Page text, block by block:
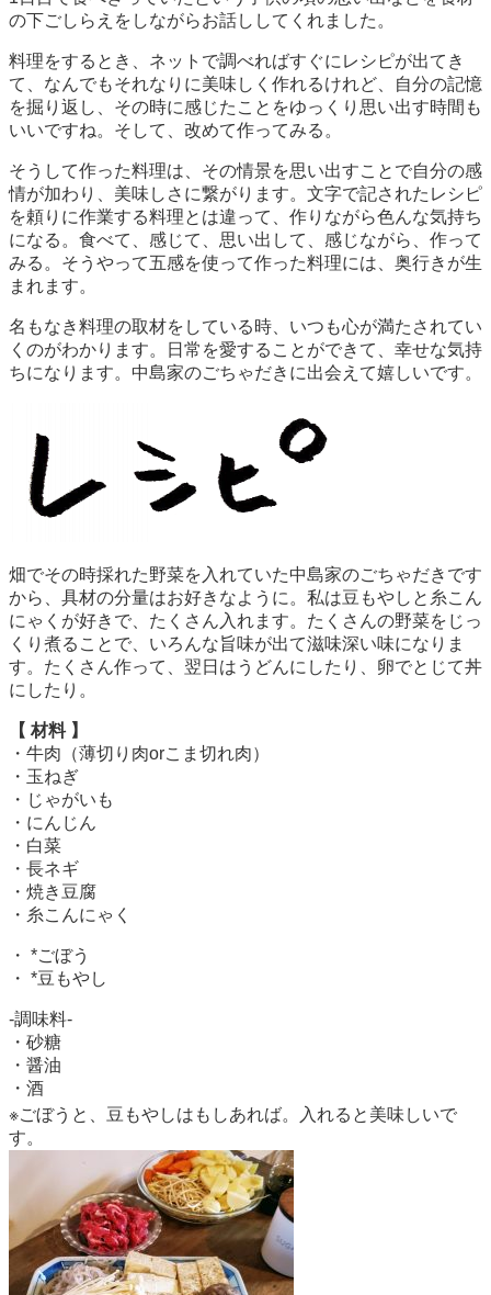
の下ごしらえをしながらお話ししてくれました。
料理をするとき、ネットで調べればすぐにレシピが出てき
て、なんでもそれなりに美味しく作れるけれど、自分の記憶
を掘り返し、その時に感じたことをゆっくり思い出す時間も
いいですね。そして、改めて作ってみる。
そうして作った料理は、その情景を思い出すことで自分の感
情が加わり、美味しさに繋がります。文字で記されたレシピ
を頼りに作業する料理とは違って、作りながら色んな気持ち
になる。食べて、感じて、思い出して、感じながら、作って
みる。そうやって五感を使って作った料理には、奥行きが生
まれます。
名もなき料理の取材をしている時、いつも心が満たされてい
くのがわかります。日常を愛することができて、幸せな気持
ちになります。中島家のごちゃだきに出会えて嬉しいです。
畑でその時採れた野菜を入れていた中島家のごちゃだきです
から、具材の分量はお好きなように。私は豆もやしと糸こん
にゃくが好きで、たくさん入れます。たくさんの野菜をじっ
くり煮ることで、いろんな旨味が出て滋味深い味になりま
す。たくさん作って、翌日はうどんにしたり、卵でとじて丼
にしたり。
【 材料 】
・牛肉（薄切り肉orこま切れ肉）
・玉ねぎ
・じゃがいも
・にんじん
・白菜
・長ネギ
・焼き豆腐
・糸こんにゃく
・ *ごぼう
・ *豆もやし
-調味料-
・砂糖
・醤油
・酒
※ごぼうと、豆もやしはもしあれば。入れると美味しいで
す。